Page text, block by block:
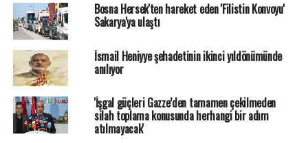
Bosna Hersek'ten hareket eden 'Filistin Konvoyu'
Sakarya'ya ulaştı
İsmail Heniyye şehadetinin ikinci yıldönümünde
anılıyor
'İşgal güçleri Gazze’den tamamen çekilmeden
silah toplama konusunda herhangi bir adım
atılmayacak'